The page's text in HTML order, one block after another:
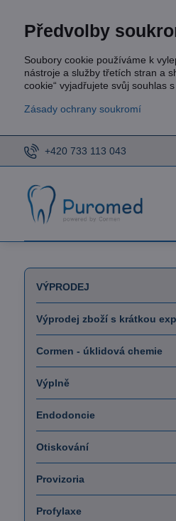
+420 733 113 043
VÝPRODEJ
Výprodej zboží s krátkou
Cormen - úklidová chemie
Výplně
Endodoncie
Otiskování
Provizoria
Profylaxe
Předvolby
Soubory cookie používáme k
nástroje a služby třetích stran a
cookie“ vyjadřujete svůj souhlas
Zásady ochrany soukromí